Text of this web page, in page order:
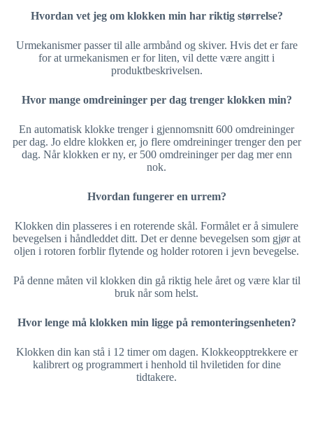
Hvordan vet jeg om klokken min har riktig størrelse?
Urmekanismer passer til alle armbånd og skiver. Hvis det er fare
for at urmekanismen er for liten, vil dette være angitt i
produktbeskrivelsen.
Hvor mange omdreininger per dag trenger klokken min?
En automatisk klokke trenger i gjennomsnitt 600 omdreininger
per dag. Jo eldre klokken er, jo flere omdreininger trenger den per
dag. Når klokken er ny, er 500 omdreininger per dag mer enn
nok.
Hvordan fungerer en urrem?
Klokken din plasseres i en roterende skål. Formålet er å simulere
bevegelsen i håndleddet ditt. Det er denne bevegelsen som gjør at
oljen i rotoren forblir flytende og holder rotoren i jevn bevegelse.
På denne måten vil klokken din gå riktig hele året og være klar til
bruk når som helst.
Hvor lenge må klokken min ligge på remonteringsenheten?
Klokken din kan stå i 12 timer om dagen. Klokkeopptrekkere er
kalibrert og programmert i henhold til hviletiden for dine
tidtakere.